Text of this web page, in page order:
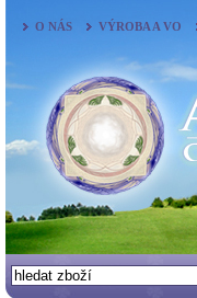
O NÁS VÝROBA A VO